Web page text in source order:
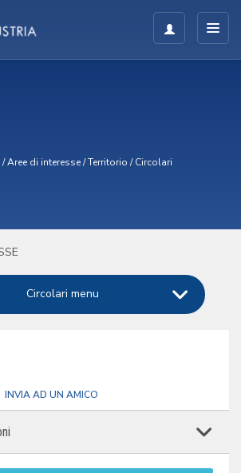
/Aree di interesse/Territorio /Circolari
Circolari menu
INVIA AD UN AMICO